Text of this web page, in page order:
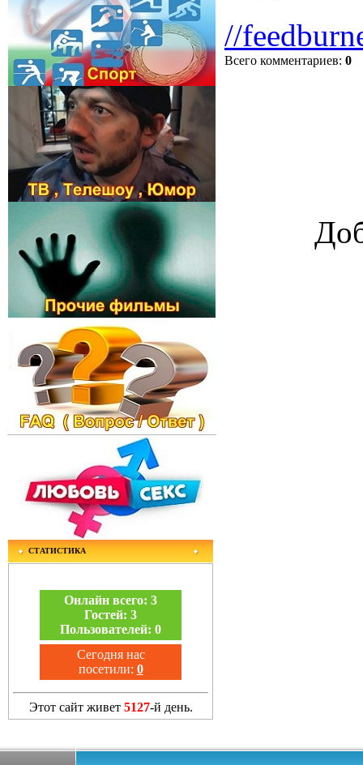
СТАТИСТИКА
Онлайн всего: 3
Гостей: 3
Пользователей: 0
Сегодня нас
посетили: 0
Этот сайт живет 5127-й день.
//
Всего комментариев: 0